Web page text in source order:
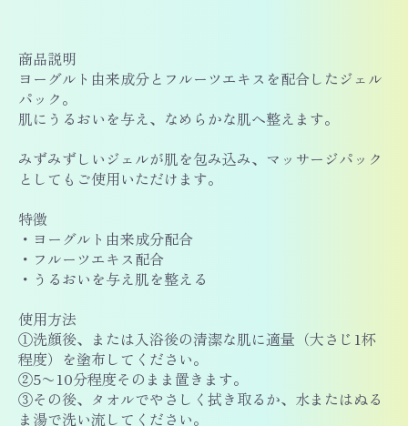
商品説明
ヨーグルト由来成分とフルーツエキスを配合したジェル
パック。
肌にうるおいを与え、なめらかな肌へ整えます。
みずみずしいジェルが肌を包み込み、マッサージパック
としてもご使用いただけます。
特徴
・ヨーグルト由来成分配合
・フルーツエキス配合
・うるおいを与え肌を整える
使用方法
①洗顔後、または入浴後の清潔な肌に適量（大さじ1杯
程度）を塗布してください。
②5〜10分程度そのまま置きます。
③その後、タオルでやさしく拭き取るか、水またはぬる
ま湯で洗い流してください。